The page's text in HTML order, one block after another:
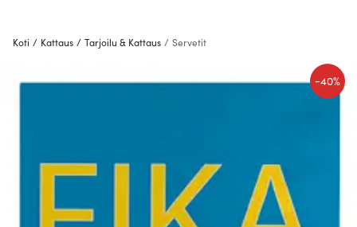
Koti / Kattaus / Tarjoilu & Kattaus / Servetit
-40%